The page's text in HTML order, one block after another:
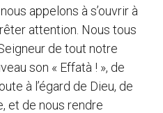
appelons à s’ouvrir à
attention. Nous tous
de tout notre
son « Effatà ! », de
à l’égard de Dieu, de
et de nous rendre